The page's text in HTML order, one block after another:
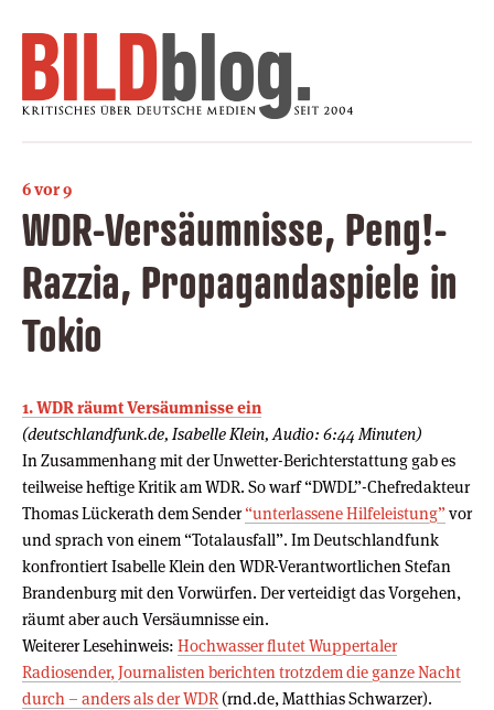
6 vor 9
WDR-Versäumnisse, Peng!-
Razzia, Propagandaspiele in
Tokio
1. WDR räumt Versäumnisse ein
(deutschlandfunk.de, Isabelle Klein, Audio: 6:44 Minuten)
In Zusammenhang mit der Unwetter-Berichterstattung gab es
teilweise heftige Kritik am WDR. So warf “DWDL”-Chefredakteur
Thomas Lückerath dem Sender“unterlassene Hilfeleistung”vor
und sprach von einem “Totalausfall”. Im Deutschlandfunk
konfrontiert Isabelle Klein den WDR-Verantwortlichen Stefan
Brandenburg mit den Vorwürfen. Der verteidigt das Vorgehen,
räumt aber auch Versäumnisse ein.
Weiterer Lesehinweis: Hochwasser flutet Wuppertaler
Radiosender, Journalisten berichten trotzdem die ganze Nacht
durch – anders als der WDR (rnd.de, Matthias Schwarzer).